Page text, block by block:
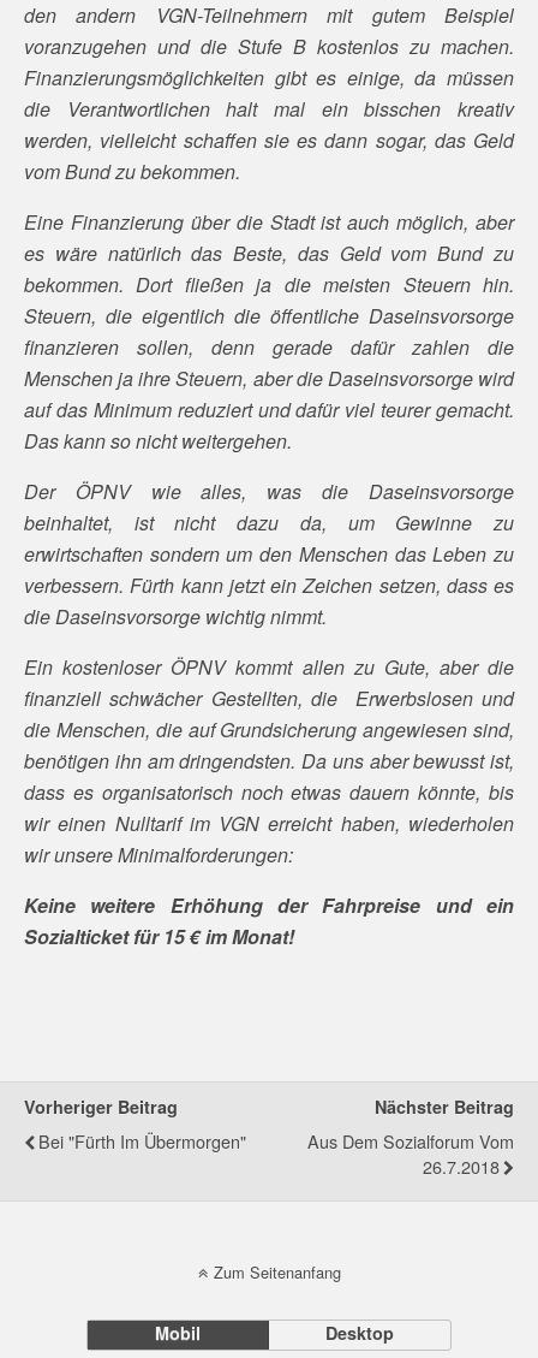
den andern VGN-Teilnehmern mit gutem Beispiel
voranzugehen und die Stufe B kostenlos zu machen.
Finanzierungsmöglichkeiten gibt es einige, da müssen
die Verantwortlichen halt mal ein bisschen kreativ
werden, vielleicht schaffen sie es dann sogar, das Geld
vom Bund zu bekommen.
Eine Finanzierung über die Stadt ist auch möglich, aber
es wäre natürlich das Beste, das Geld vom Bund zu
bekommen. Dort fließen ja die meisten Steuern hin.
Steuern, die eigentlich die öffentliche Daseinsvorsorge
finanzieren sollen, denn gerade dafür zahlen die
Menschen ja ihre Steuern, aber die Daseinsvorsorge wird
auf das Minimum reduziert und dafür viel teurer gemacht.
Das kann so nicht weitergehen.
Der ÖPNV wie alles, was die Daseinsvorsorge
beinhaltet, ist nicht dazu da, um Gewinne zu
erwirtschaften sondern um den Menschen das Leben zu
verbessern. Fürth kann jetzt ein Zeichen setzen, dass es
die Daseinsvorsorge wichtig nimmt.
Ein kostenloser ÖPNV kommt allen zu Gute, aber die
finanziell schwächer Gestellten, die Erwerbslosen und
die Menschen, die auf Grundsicherung angewiesen sind,
benötigen ihn am dringendsten. Da uns aber bewusst ist,
dass es organisatorisch noch etwas dauern könnte, bis
wir einen Nulltarif im VGN erreicht haben, wiederholen
wir unsere Minimalforderungen:
Keine weitere Erhöhung der Fahrpreise und ein
Sozialticket für 15 € im Monat!
Vorheriger Beitrag
Bei "Fürth Im Übermorgen"
Nächster Beitrag
Aus Dem Sozialforum Vom
26.7.2018
Zum Seitenanfang
Mobil Desktop